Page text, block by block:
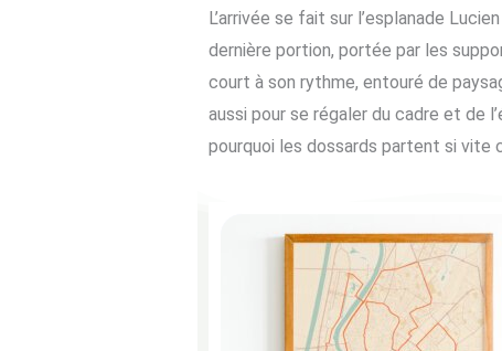
L’arrivée se fait sur l’esplanade
dernière portion, portée par les
court à son rythme, entouré de
aussi pour se régaler du cadre et de
pourquoi les dossards partent si vite